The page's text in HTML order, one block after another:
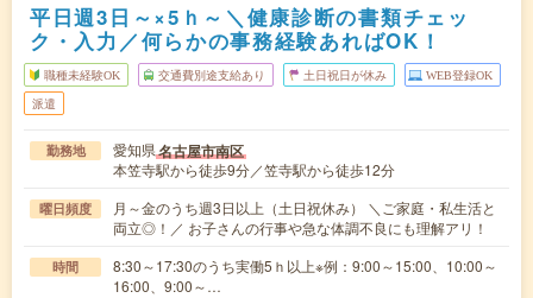
平日週3日～×5ｈ～＼健康診断の書類チェッ
ク・入力／何らかの事務経験あればOK！
職種未経験OK 交通費別途支給あり 土日祝日が休み WEB登録OK
派遣
勤務地 愛知県名古屋市南区
本笠寺駅から徒歩9分／笠寺駅から徒歩12分
曜日頻度
月～金のうち週3日以上（土日祝休み） ＼ご家庭・私生活と
両立◎！／ お子さんの行事や急な体調不良にも理解アリ！
時間
8:30～17:30のうち実働5ｈ以上※例：9:00～15:00、10:00～
16:00、9:00～…